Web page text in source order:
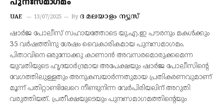
UAE 13/07/2025 By ദ മലയാളം ന്യൂസ്
ഷാര്‍ജ പോലീസ് സഹായത്തോടെ യു.എ.ഇ പൗരനും മകള്‍ക്കും
35 വര്‍ഷത്തിനു ശേഷം വൈകാരികമായ പുനഃസമാഗമം.
പിതാവിനെ ഒരുനോക്കു കാണാന്‍ അവസരമൊരുക്കമെന്ന
യുവതിയുടെ ഹൃദയാര്‍ദ്രമായ അപേക്ഷയും ഷാര്‍ജ പോലീസിന്റെ
വേഗത്തിലുള്ളതും അനുകമ്പയാര്‍ന്നതുമായ പ്രതികരണവുമാണ്
മൂന്ന് പതിറ്റാണ്ടിലേറെ നീണ്ടുനിന്ന വേര്‍പിരിയലിന് അറുതി
വരുത്തിയത്. പ്രതീക്ഷയുടെയും പുനഃസമാഗമത്തിന്റെയും